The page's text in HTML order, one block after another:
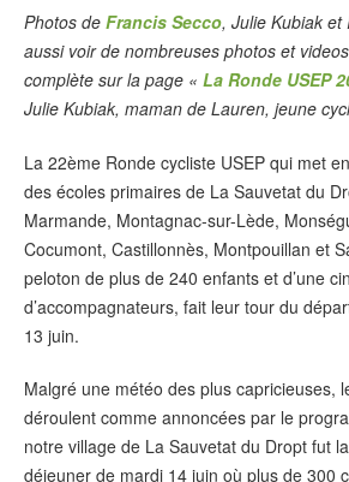
Archives
Agenda 2026
Photos de Francis Secco, Julie Kubiak et
aussi voir de nombreuses photos et
complète sur la page « La Ronde USEP
Julie Kubiak, maman de Lauren, jeune
La 22ème Ronde cycliste USEP qui met
des écoles primaires de La Sauvetat du
Marmande, Montagnac-sur-Lède,
Cocumont, Castillonnès, Montpouillan et
peloton de plus de 240 enfants et d’une
d’accompagnateurs, fait leur tour du
13 juin.
Malgré une météo des plus capricieuses,
déroulent comme annoncées par le
notre village de La Sauvetat du Dropt fut
déjeuner de mardi 14 juin où plus de 300